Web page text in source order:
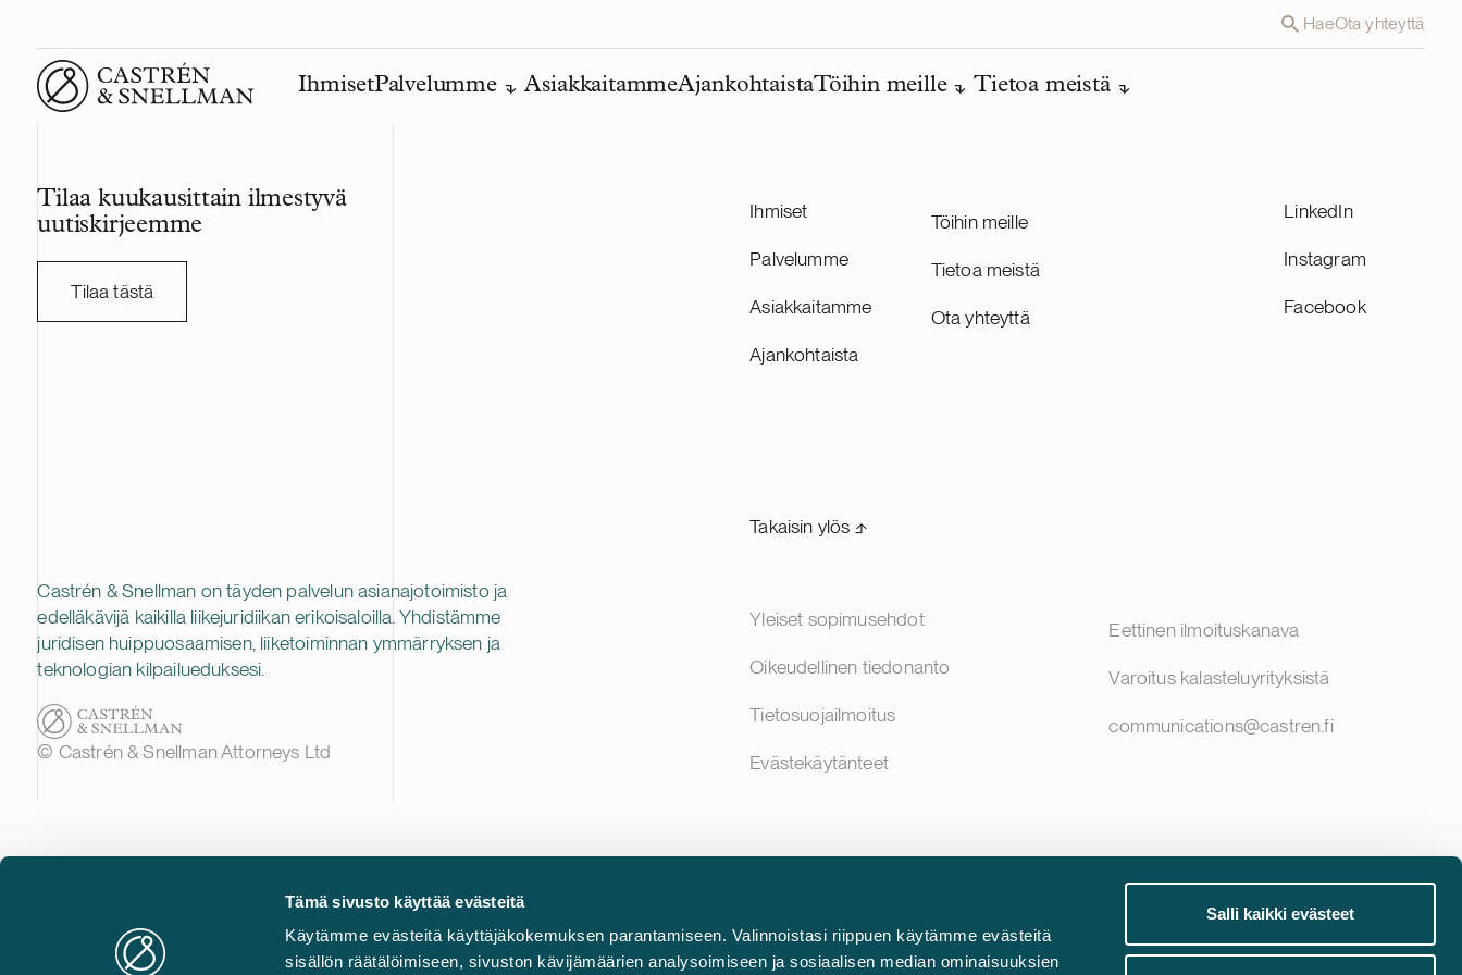
Tämä sivusto käyttää evästeitä
Käytämme evästeitä käyttäjäkokemuksen parantamiseen. Valinnoistasi riippuen käytämme evästeitä
sisällön räätälöimiseen, sivuston kävijämäärien analysoimiseen ja sosiaalisen median ominaisuuksien
Salli kaikki evästeet
HaeOta yhteyttä
Front page
IhmisetPalvelumme AsiakkaitammeAjankohtaistaTöihin meille Tietoa meistä
Tilaa kuukausittain ilmestyvä
uutiskirjeemme
Tilaa tästä
Ihmiset
Palvelumme
Asiakkaitamme
Ajankohtaista
Töihin meille
Tietoa meistä
Ota yhteyttä
LinkedIn
Instagram
Facebook
Takaisin ylös ⬏
Castrén & Snellman on täyden palvelun asianajotoimisto ja
edelläkävijä kaikilla liikejuridiikan erikoisaloilla. Yhdistämme
juridisen huippuosaamisen, liiketoiminnan ymmärryksen ja
teknologian kilpailueduksesi.
© Castrén & Snellman Attorneys Ltd
Yleiset sopimusehdot
Oikeudellinen tiedonanto
Tietosuojailmoitus
Evästekäytänteet
Eettinen ilmoituskanava
Varoitus kalasteluyrityksistä
communications@castren.fi